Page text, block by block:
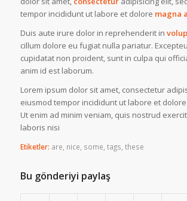
tempor incididunt ut labore et dolore magna
Duis aute irure dolor in reprehenderit in
cillum dolore eu fugiat nulla pariatur.
cupidatat non proident, sunt in culpa qui
anim id est laborum.
Lorem ipsum dolor sit amet, consectetur
eiusmod tempor incididunt ut labore et
Ut enim ad minim veniam, quis nostrud
laboris nisi
Etiketler: are nice some tags these
Bu gönderiyi paylaş